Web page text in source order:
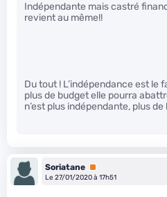
Indépendante mais castré
revient au même!!
Du tout ! L’indépendance est le
plus de budget elle pourra
n’est plus indépendante, plus
Soriatane Premium
Le 27/01/2020 à 17h51